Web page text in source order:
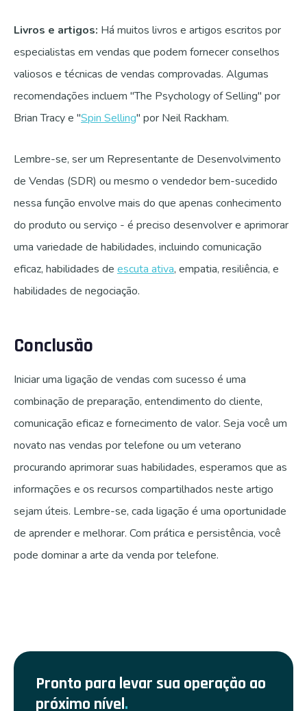
Livros e artigos: Há muitos livros e artigos escritos por
especialistas em vendas que podem fornecer conselhos
valiosos e técnicas de vendas comprovadas. Algumas
recomendações incluem "The Psychology of Selling" por
Brian Tracy e "Spin Selling" por Neil Rackham.
Lembre-se, ser um Representante de Desenvolvimento
de Vendas (SDR) ou mesmo o vendedor bem-sucedido
nessa função envolve mais do que apenas conhecimento
do produto ou serviço - é preciso desenvolver e aprimorar
uma variedade de habilidades, incluindo comunicação
eficaz, habilidades de escuta ativa, empatia, resiliência, e
habilidades de negociação.
Conclusão
Iniciar uma ligação de vendas com sucesso é uma
combinação de preparação, entendimento do cliente,
comunicação eficaz e fornecimento de valor. Seja você um
novato nas vendas por telefone ou um veterano
procurando aprimorar suas habilidades, esperamos que as
informações e os recursos compartilhados neste artigo
sejam úteis. Lembre-se, cada ligação é uma oportunidade
de aprender e melhorar. Com prática e persistência, você
pode dominar a arte da venda por telefone.
Pronto para levar sua operação ao
próximo nível.